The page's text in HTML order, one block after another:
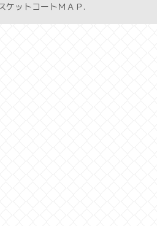
ットコートＭＡＰ.